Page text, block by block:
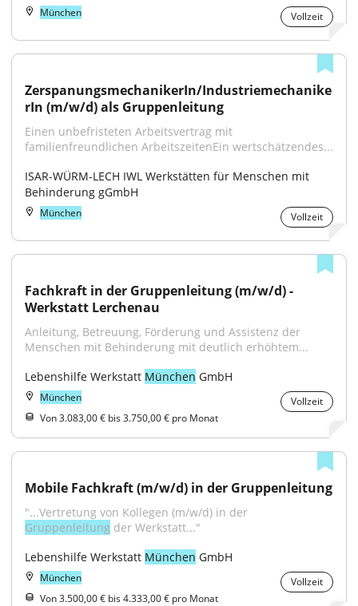
München Vollzeit
ZerspanungsmechanikerIn/Industriemechanike
rIn (m/w/d) als Gruppenleitung
Einen unbefristeten Arbeitsvertrag mit
familienfreundlichen ArbeitszeitenEin wertschätzendes...
ISAR-WÜRM-LECH IWL Werkstätten für Menschen mit
Behinderung gGmbH
München Vollzeit
Fachkraft in der Gruppenleitung (m/w/d) -
Werkstatt Lerchenau
Anleitung, Betreuung, Förderung und Assistenz der
Menschen mit Behinderung mit deutlich erhöhtem...
Lebenshilfe Werkstatt München GmbH
München
Vollzeit
Von 3.083,00 € bis 3.750,00 € pro Monat
Mobile Fachkraft (m/w/d) in der Gruppenleitung
Gruppenleitung der Werkstatt..."
Lebenshilfe Werkstatt München GmbH
München
Vollzeit
Von 3.500,00 € bis 4.333,00 € pro Monat